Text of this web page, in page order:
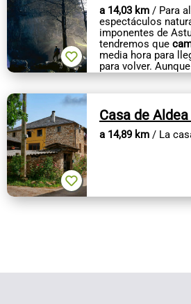
a 14,03 km / Para
espectáculos
imponentes de
tendremos que
media hora para
para volver.
pueda...
Casa de
a 14,89 km / La